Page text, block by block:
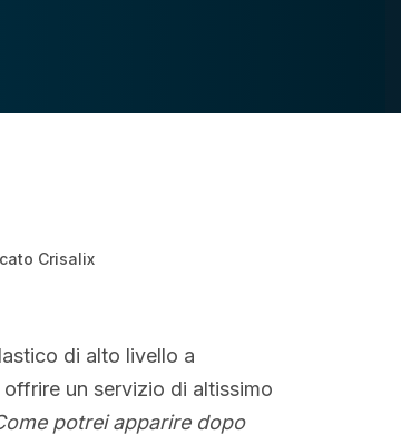
Crisalix
di alto livello a
offrire un servizio di altissimo
potrei apparire dopo